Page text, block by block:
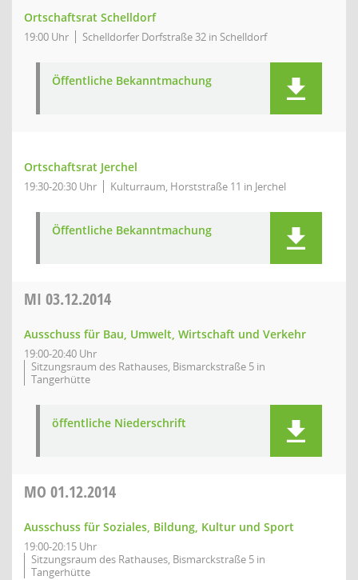
Ortschaftsrat Schelldorf
19:00 Uhr Schelldorfer Dorfstraße 32 in Schelldorf
Öffentliche Bekanntmachung
Ortschaftsrat Jerchel
19:30-20:30 Uhr Kulturraum, Horststraße 11 in Jerchel
Öffentliche Bekanntmachung
MI 03.12.2014
Ausschuss für Bau, Umwelt, Wirtschaft und Verkehr
19:00-20:40 Uhr
Sitzungsraum des Rathauses, Bismarckstraße 5 in
Tangerhütte
öffentliche Niederschrift
MO 01.12.2014
Ausschuss für Soziales, Bildung, Kultur und Sport
19:00-20:15 Uhr
Sitzungsraum des Rathauses, Bismarckstraße 5 in
Tangerhütte